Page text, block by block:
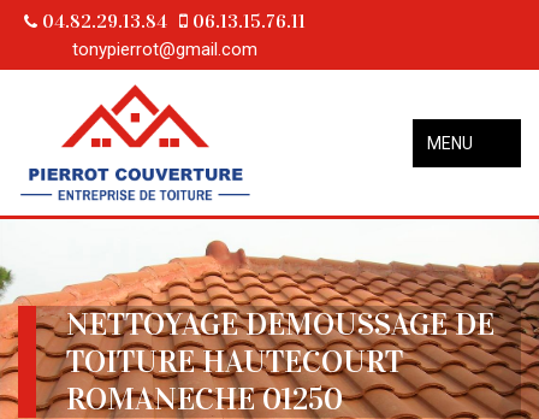
04.82.29.13.84 06.13.15.76.11
tonypierrot@gmail.com
MENU
NETTOYAGE DEMOUSSAGE DE
TOITURE HAUTECOURT
ROMANECHE 01250